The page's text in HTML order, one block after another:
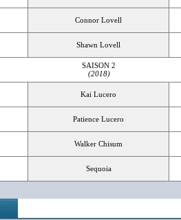
Connor Lovell
Shawn Lovell
SAISON 2
(2018)
Kai Lucero
Patience Lucero
Walker Chisum
Sequoia